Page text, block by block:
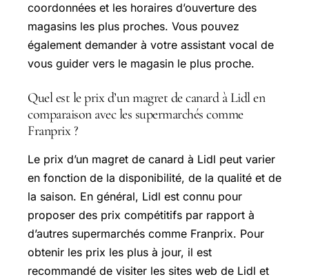
coordonnées et les horaires d’ouverture des
magasins les plus proches. Vous pouvez
également demander à votre assistant vocal de
vous guider vers le magasin le plus proche.
Quel est le prix d’un magret de canard à Lidl en
comparaison avec les supermarchés comme
Franprix ?
Le prix d’un magret de canard à Lidl peut varier
en fonction de la disponibilité, de la qualité et de
la saison. En général, Lidl est connu pour
proposer des prix compétitifs par rapport à
d’autres supermarchés comme Franprix. Pour
obtenir les prix les plus à jour, il est
recommandé de visiter les sites web de Lidl et